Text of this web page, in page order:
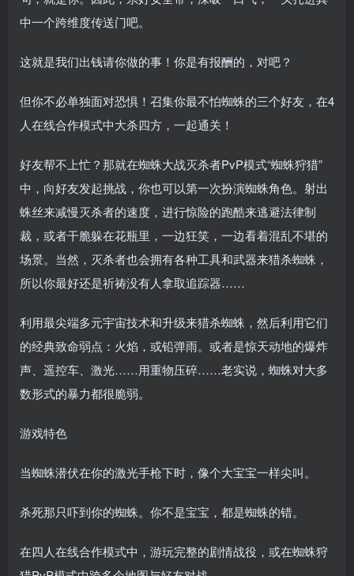
中一个跨维度传送门吧。
这就是我们出钱请你做的事！你是有报酬的，对吧？
但你不必单独面对恐惧！召集你最不怕蜘蛛的三个好友，在4
人在线合作模式中大杀四方，一起通关！
好友帮不上忙？那就在蜘蛛大战灭杀者PvP模式“蜘蛛狩猎”
中，向好友发起挑战，你也可以第一次扮演蜘蛛角色。射出
蛛丝来减慢灭杀者的速度，进行惊险的跑酷来逃避法律制
裁，或者干脆躲在花瓶里，一边狂笑，一边看着混乱不堪的
场景。当然，灭杀者也会拥有各种工具和武器来猎杀蜘蛛，
所以你最好还是祈祷没有人拿取追踪器……
利用最尖端多元宇宙技术和升级来猎杀蜘蛛，然后利用它们
的经典致命弱点：火焰，或铅弹雨。或者是惊天动地的爆炸
声、遥控车、激光……用重物压碎……老实说，蜘蛛对大多
数形式的暴力都很脆弱。
游戏特色
当蜘蛛潜伏在你的激光手枪下时，像个大宝宝一样尖叫。
杀死那只吓到你的蜘蛛。你不是宝宝，都是蜘蛛的错。
在四人在线合作模式中，游玩完整的剧情战役，或在蜘蛛狩